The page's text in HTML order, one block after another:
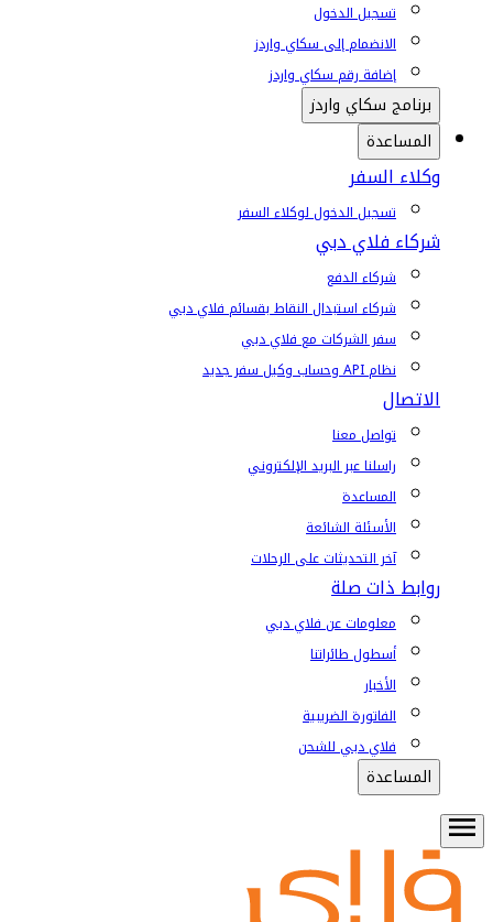
تسجيل الدخول
الانضمام إلى سكاي واردز
إضافة رقم سكاي واردز
برنامج سكاي واردز
المساعدة
وكلاء السفر
تسجيل الدخول لوكلاء السفر
شركاء فلاي دبي
شركاء الدفع
شركاء استبدال النقاط بقسائم فلاي دبي
سفر الشركات مع فلاي دبي
نظام API وحساب وكيل سفر جديد
الاتصال
تواصل معنا
راسلنا عبر البريد الإلكتروني
المساعدة
الأسئلة الشائعة
آخر التحديثات على الرحلات
روابط ذات صلة
معلومات عن فلاي دبي
أسطول طائراتنا
الأخبار
الفاتورة الضريبية
فلاي دبي للشحن
المساعدة